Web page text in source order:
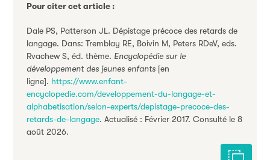
Pour citer cet article :
Dale PS, Patterson JL. Dépistage précoce des retards de
langage. Dans: Tremblay RE, Boivin M, Peters RDeV, eds.
Rvachew S, éd. thème. Encyclopédie sur le
développement des jeunes enfants [en
ligne]. https://www.enfant-
encyclopedie.com/developpement-du-langage-et-
alphabetisation/selon-experts/depistage-precoce-des-
retards-de-langage. Actualisé : Février 2017. Consulté le 8
août 2026.
Citer